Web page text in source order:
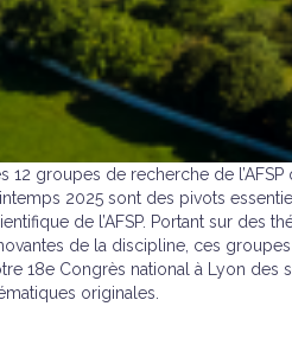
12 groupes de recherche de
2025 sont des pivots
de l’AFSP. Portant sur des
de la discipline, ces
18e Congrès national à Lyon des
originales.